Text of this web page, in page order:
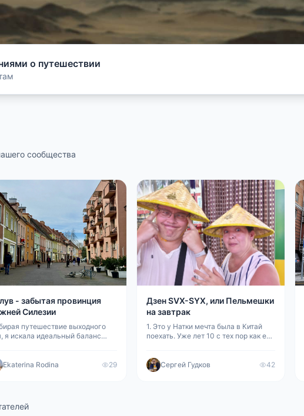
о путешествии
сообщества
- забытая провинция
Силезии
путешествие выходного
я искала идеальный баланс
древний монастырский
добраться до которого
Ekaterina Rodina 29
Дзен SVX-SYX, или Пельмешки
на завтрак
1. Это у Натки мечта была в Китай
поехать. Уже лет 10 с тех пор как ее
момент настал. Дети, правда,
наотрез отказались (ксенофобы) л
Сергей Гудков 42